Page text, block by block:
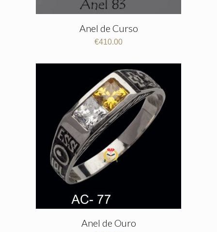
Anel de Curso
€410.00
Anel de Ouro